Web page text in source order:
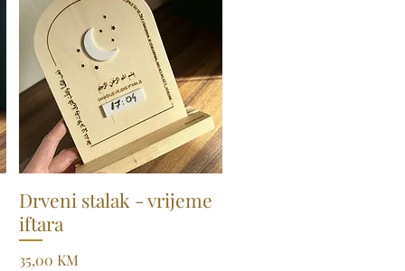
Quick View
Drveni stalak - vrijeme
iftara
Price
35,00 KM